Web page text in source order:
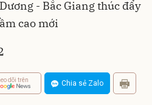
- Bắc Giang thúc đẩy
cao mới
dõi trên Chia sẻ Zalo